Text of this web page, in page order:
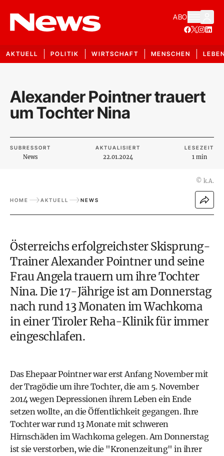
ABO
AKTUELL POLITIK WIRTSCHAFT MENSCHEN
Alexander Pointner trauert
um Tochter Nina
SUBRESSORT
News
AKTUALISIERT
22.01.2024
LESEZEIT
1 min
© k.A.
HOME AKTUELL NEWS
Österreichs erfolgreichster Skisprung-
Trainer Alexander Pointner und seine
Frau Angela trauern um ihre Tochter
Nina. Die 17-Jährige ist am Donnerstag
nach rund 13 Monaten im Wachkoma
in einer Tiroler Reha-Klinik für immer
eingeschlafen.
Das Ehepaar Pointner war erst Anfang November mit
der Tragödie um ihre Tochter, die am 5. November
2014 wegen Depressionen ihrem Leben ein Ende
setzen wollte, an die Öffentlichkeit gegangen. Ihre
Tochter war rund 13 Monate mit schweren
Hirnschäden im Wachkoma gelegen. Am Donnerstag
ist sie verstorben, wie die "Kronenzeitung" in ihrer